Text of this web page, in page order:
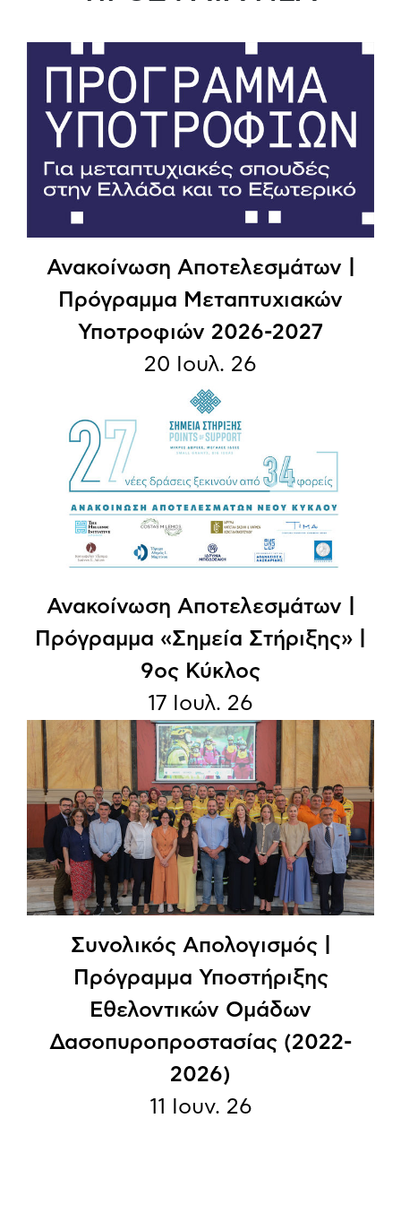
Ανακοίνωση Αποτελεσμάτων |
Πρόγραμμα Μεταπτυχιακών
Υποτροφιών 2026-2027
20 Ιουλ. 26
Ανακοίνωση Aποτελεσμάτων |
Πρόγραμμα «Σημεία Στήριξης» |
9ος Κύκλος
17 Ιουλ. 26
Συνολικός Απολογισμός |
Πρόγραμμα Υποστήριξης
Εθελοντικών Ομάδων
Δασοπυροπροστασίας (2022-
2026)
11 Ιουν. 26